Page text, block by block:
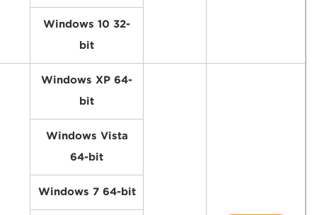
Windows 10 32-
bit
Windows XP 64-
bit
Windows Vista
64-bit
Windows 7 64-bit